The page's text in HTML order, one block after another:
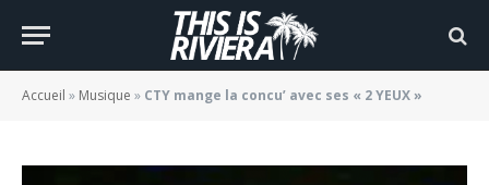
Accueil » Musique » CTY mange la concu’ avec ses « 2 YEUX »
« 2 YEUX »
BY JADE MORGANE BLOGGER 22/10/2022